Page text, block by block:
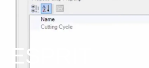
ESPRIT